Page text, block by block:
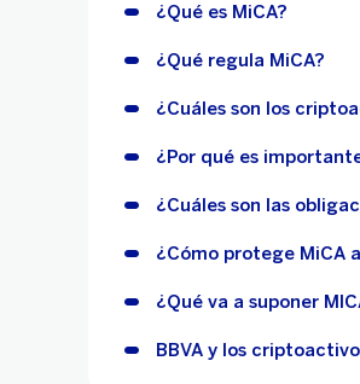
¿Qué es MiCA?
¿Qué regula MiCA?
¿Cuáles son los
¿Por qué es
¿Cuáles son las
¿Cómo protege MiCA
¿Qué va a suponer
BBVA y los